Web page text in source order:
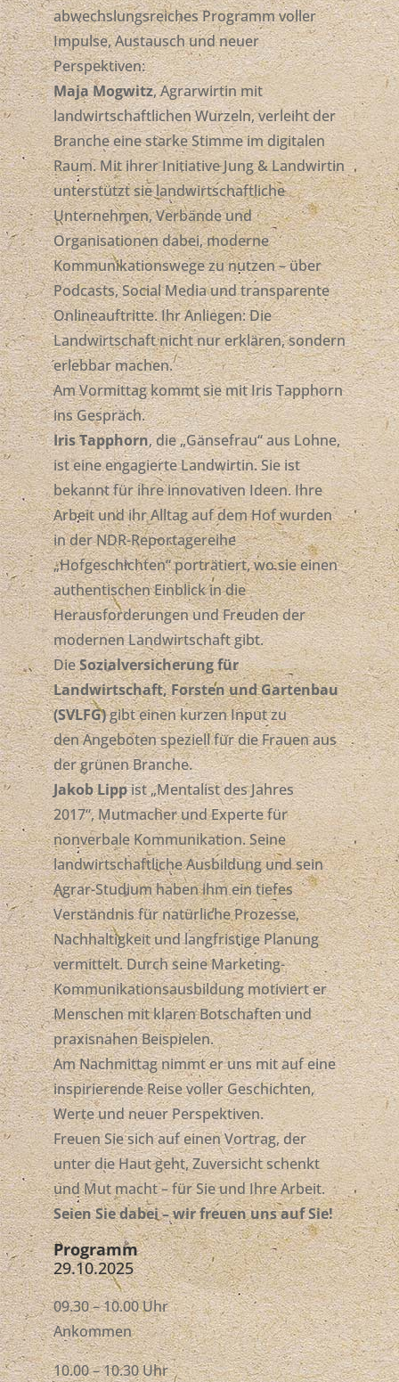
abwechslungsreiches Programm voller
Impulse, Austausch und neuer
Perspektiven:
Maja Mogwitz, Agrarwirtin mit
landwirtschaftlichen Wurzeln, verleiht der
Branche eine starke Stimme im digitalen
Raum. Mit ihrer Initiative Jung & Landwirtin
unterstützt sie landwirtschaftliche
Unternehmen, Verbände und
Organisationen dabei, moderne
Kommunikationswege zu nutzen – über
Podcasts, Social Media und transparente
Onlineauftritte. Ihr Anliegen: Die
Landwirtschaft nicht nur erklären, sondern
erlebbar machen.
Am Vormittag kommt sie mit Iris Tapphorn
ins Gespräch.
Iris Tapphorn, die „Gänsefrau“ aus Lohne,
ist eine engagierte Landwirtin. Sie ist
bekannt für ihre innovativen Ideen. Ihre
Arbeit und ihr Alltag auf dem Hof wurden
in der NDR-Reportagereihe
„Hofgeschichten“ porträtiert, wo sie einen
authentischen Einblick in die
Herausforderungen und Freuden der
modernen Landwirtschaft gibt.
DieSozialversicherung für
Landwirtschaft, Forsten und Gartenbau
(SVLFG)gibt einen kurzen Input zu
den Angeboten speziell für die Frauen aus
der grünen Branche.
Jakob Lippist „Mentalist des Jahres
2017“, Mutmacher und Experte für
nonverbale Kommunikation. Seine
landwirtschaftliche Ausbildung und sein
Agrar-Studium haben ihm ein tiefes
Verständnis für natürliche Prozesse,
Nachhaltigkeit und langfristige Planung
vermittelt. Durch seine Marketing-
Kommunikationsausbildung motiviert er
Menschen mit klaren Botschaften und
praxisnahen Beispielen.
Am Nachmittag nimmt er uns mit auf eine
inspirierende Reise voller Geschichten,
Werte und neuer Perspektiven.
Freuen Sie sich auf einen Vortrag, der
unter die Haut geht, Zuversicht schenkt
und Mut macht – für Sie und Ihre Arbeit.
Seien Sie dabei – wir freuen uns auf Sie!
Programm
29.10.2025
09.30 – 10.00 Uhr
Ankommen
10.00 – 10.30 Uhr